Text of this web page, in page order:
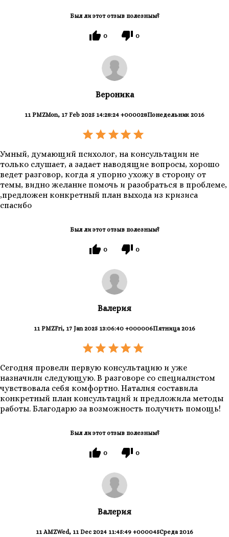
Был ли этот отзыв полезным?
0 0
11 PMZMon, 17 Feb 2025 14:28:24 +000028Понедельник 2016
Вероника
Умный, думающий психолог, на консультации не
только слушает, а задает наводящие вопросы, хорошо
ведет разговор, когда я упорно ухожу в сторону от
темы, видно желание помочь и разобраться в проблеме,
,предложен конкретный план выхода из кризиса
спасибо
Был ли этот отзыв полезным?
0 0
11 PMZFri, 17 Jan 2025 13:06:40 +000006Пятница 2016
Валерия
Сегодня провели первую консультацию и уже
назначили следующую. В разговоре со специалистом
чувствовала себя комфортно. Наталия составила
конкретный план консультаций и предложила методы
работы. Благодарю за возможность получить помощь!
Был ли этот отзыв полезным?
0 0
11 AMZWed, 11 Dec 2024 11:45:49 +000045Среда 2016
Валерия